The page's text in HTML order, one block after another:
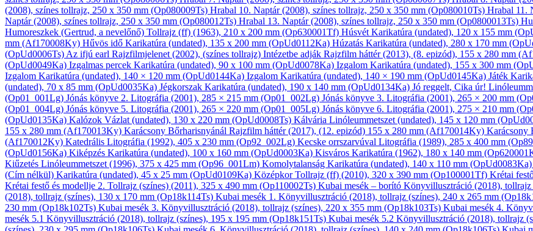
(2008), színes tollrajz, 250 x 350 mm (Op080009Ts) Hrabal 10. Naptár(2008), színes tollrajz, 250 x 350 mm (Op080010Ts) Hrabal 11.
Naptár(2008), színes tollrajz, 250 x 350 mm (Op080012Ts) Hrabal 13. Naptár(2008), színes tollrajz, 250 x 350 mm (Op0800013Ts)
Humoreszkek (Gertrud, a nevelőnő) Tollrajz (ff) (1963), 210 x 200 mm (Op630001Tf) Húsvét Karikatúra (undated), 120 x 155 mm
mm (Af170008Ky) Hűvös idő Karikatúra (undated), 135 x 200 mm (OpUd0112Ka) Húzatás Karikatúra (undated), 280 x 170 mm
(OpUd0006Ts) Az ifjú earl Rajzfilmjelenet (2002), (színes tollrajz) Intézetbe adják Rajzfilm háttér(2013), (8. epizód), 155 x 280 mm
(OpUd0049Ka) Izgalmas percek Karikatúra (undated), 90 x 100 mm (OpUd0078Ka) Izgalom Karikatúra (undated), 155 x 300 mm
Izgalom Karikatúra (undated), 140 × 120 mm (OpUd0144Ka) Izgalom Karikatúra (undated), 140 × 190 mm (OpUd0145Ka) Játék
(undated), 70 x 85 mm (OpUd0035Ka) Jégkorszak Karikatúra (undated), 190 x 140 mm (OpUd0134Ka) Jó reggelt, Cika úr!
(Op01_001Lg) Jónás könyve 2. Litográfia (2001), 285 × 215 mm (Op01_002Lg) Jónás könyve 3. Litográfia (2001), 265 × 200 mm
(Op01_004Lg) Jónás könyve 5. Litográfia (2001), 265 × 220 mm (Op01_005Lg) Jónás könyve 6. Litográfia (2001), 275 × 210 mm
(OpUd0135Ka) Kalózok Vázlat (undated), 130 x 220 mm (OpUd0008Ts) Kálvária Linóleum­metszet (undated), 145 x 120 mm
155 x 280 mm (Af170013Ky) Karácsony Bőrharisnyánál Rajzfilm háttér(2017), (12. epizód) 155 x 280 mm (Af170014Ky) Karácsony
(Af170012Ky) Katedrális Litográfia (1992), 405 x 230 mm (Op92_002Lg) Kecske orrszarvúval Litográfia (1989), 285 x 400 mm
(OpUd0156Ka) Kiképzés Karikatúra (undated), 100 x 160 mm (OpUd0003Ka) Kisváros Karikatúra (1962), 180 x 140 mm
Kiűzetés Linóleum­metszet (1996), 375 x 425 mm (Op96_001Lm) Komolytalanság Karikatúra (undated), 140 x 110 mm (OpUd0083Ka)
(Cím nélkül) Karikatúra (undated), 45 x 25 mm (OpUd0109Ka) KözépkorTollrajz (ff) (2010), 320 x 390 mm (Op100001Tf) Krétai
Krétai festő és modellje 2. Tollrajz (színes) (2011), 325 x 490 mm (Op110002Ts) Kubai mesék – borító Könyv­illusztráció (2018), tollrajz
(2018), tollrajz (színes), 130 x 170 mm (Op18k114Ts) Kubai mesék 1. Könyv­illusztráció (2018), tollrajz (színes), 240 x 265 mm
230 mm (Op18k102Ts) Kubai mesék 3. Könyv­illusztráció (2018), tollrajz (színes), 220 x 355 mm (Op18k103Ts) Kubai mesék 4.
mesék 5.1 Könyv­illusztráció (2018), tollrajz (színes), 195 x 195 mm (Op18k151Ts) Kubai mesék 5.2 Könyv­illusztráció (2018), tollrajz